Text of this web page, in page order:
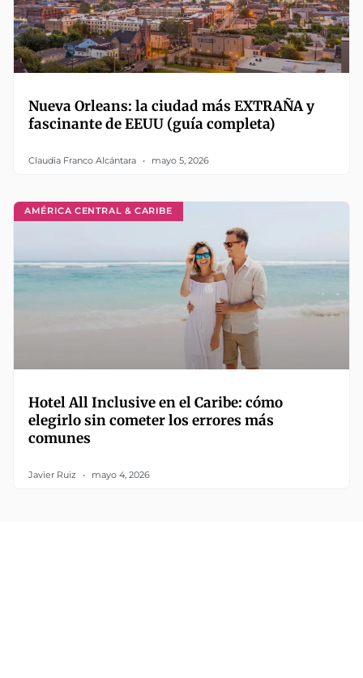
Nueva Orleans: la ciudad más EXTRAÑA y
fascinante de EEUU (guía completa)
Claudia Franco Alcántara mayo 5, 2026
AMÉRICA CENTRAL & CARIBE
Hotel All Inclusive en el Caribe: cómo
elegirlo sin cometer los errores más
comunes
Javier Ruiz mayo 4, 2026